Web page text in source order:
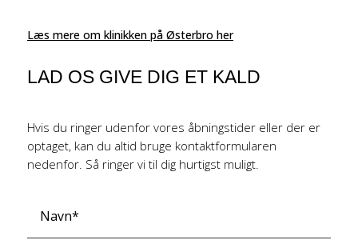
Læs mere om klinikken på Østerbro her
LAD OS GIVE DIG ET KALD
Hvis du ringer udenfor vores åbningstider eller der er
optaget, kan du altid bruge kontaktformularen
nedenfor. Så ringer vi til dig hurtigst muligt.